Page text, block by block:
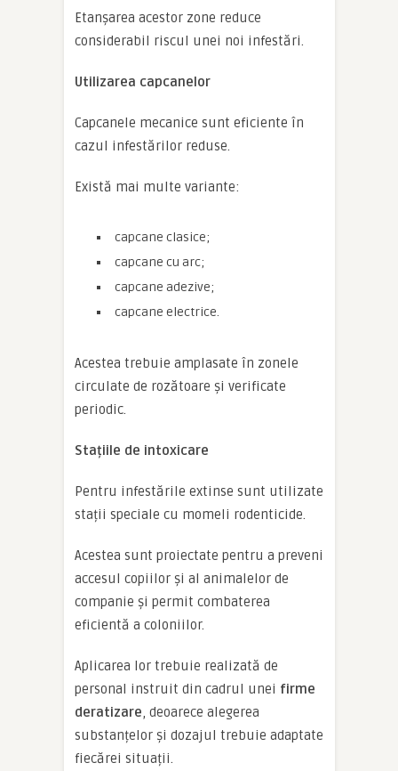
Etanșarea acestor zone reduce
considerabil riscul unei noi infestări.
Utilizarea capcanelor
Capcanele mecanice sunt eficiente în
cazul infestărilor reduse.
Există mai multe variante:
capcane clasice;
capcane cu arc;
capcane adezive;
capcane electrice.
Acestea trebuie amplasate în zonele
circulate de rozătoare și verificate
periodic.
Stațiile de intoxicare
Pentru infestările extinse sunt utilizate
stații speciale cu momeli rodenticide.
Acestea sunt proiectate pentru a preveni
accesul copiilor și al animalelor de
companie și permit combaterea
eficientă a coloniilor.
Aplicarea lor trebuie realizată de
personal instruit din cadrul unei firme
deratizare, deoarece alegerea
substanțelor și dozajul trebuie adaptate
fiecărei situații.